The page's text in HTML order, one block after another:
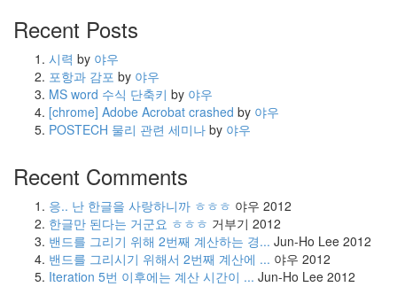
Recent Posts
시력 by 야우
포항과 감포 by 야우
MS word 수식 단축키 by 야우
[chrome] Adobe Acrobat crashed by 야우
POSTECH 물리 관련 세미나 by 야우
Recent Comments
응.. 난 한글을 사랑하니까 ㅎㅎㅎ 야우 2012
한글만 된다는 거군요 ㅎㅎㅎ 거부기 2012
밴드를 그리기 위해 2번째 계산하는 경... Jun-Ho Lee 2012
밴드를 그리시기 위해서 2번째 계산에 ... 야우 2012
Iteration 5번 이후에는 계산 시간이 ... Jun-Ho Lee 2012